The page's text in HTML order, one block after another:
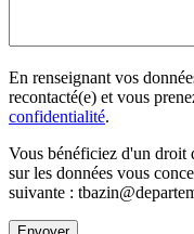
En renseignant vos
recontacté(e) et vous
confidentialité.
Vous bénéficiez d'un droit
sur les données vous
suivante :